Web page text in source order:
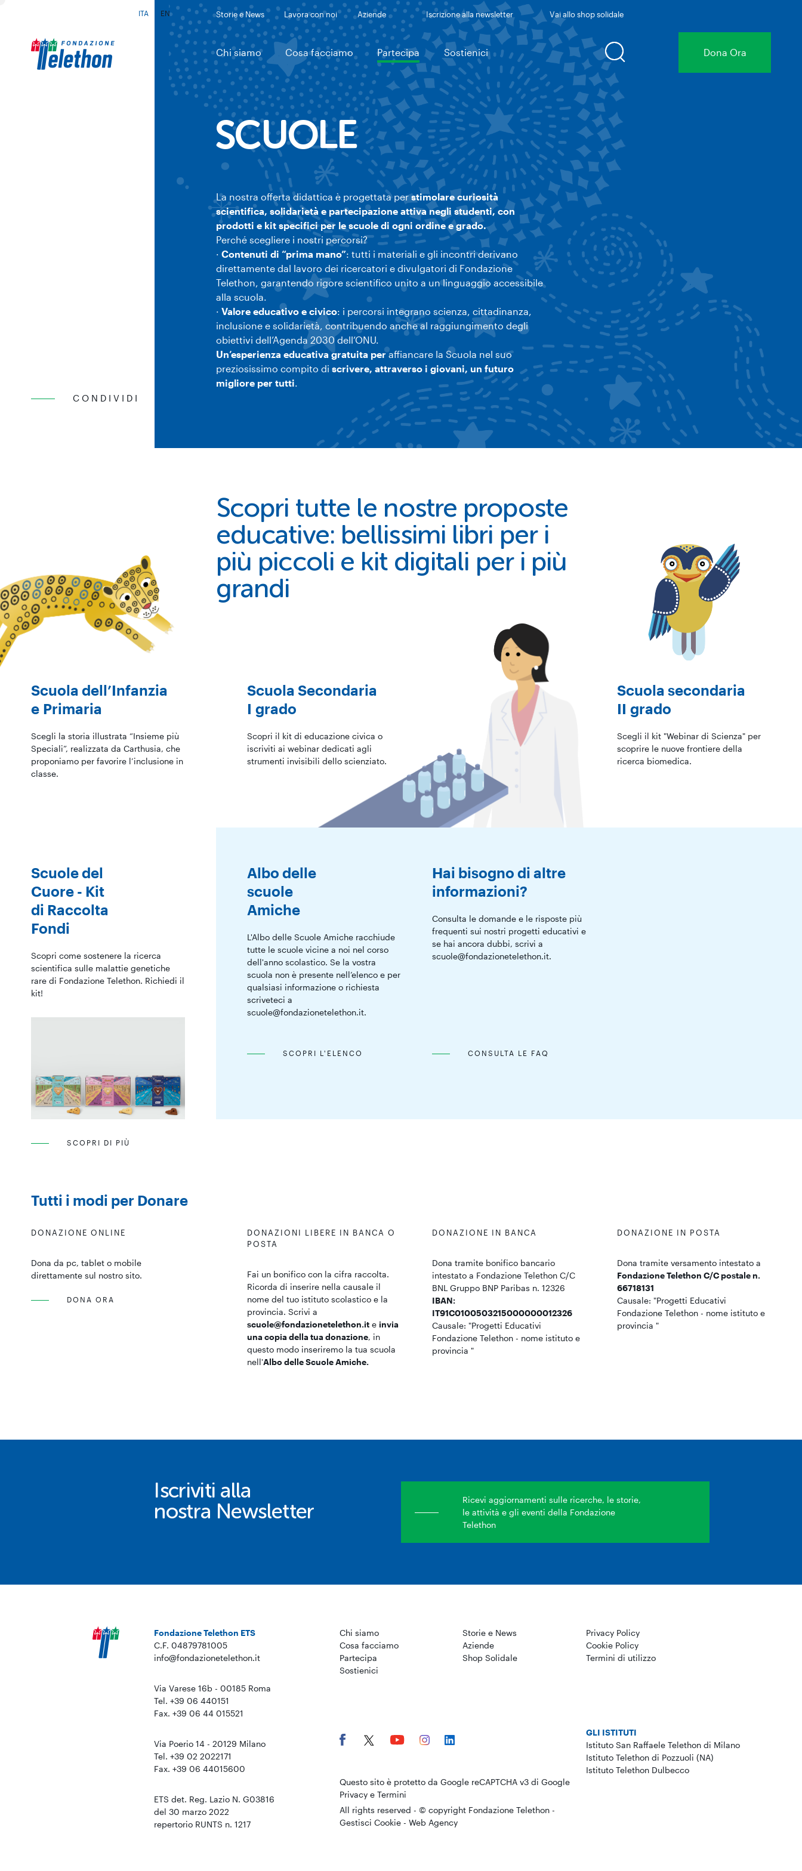
Cambia lingua
ITA EN
Chi siamo Cosa facciamo Partecipa Sostienici Dona Ora
Storie e News Lavora con noi Aziende Iscrizione alla newsletter Vai allo shop solidale
SCUOLE
La nostra offerta didattica è progettata perstimolare curiosità
scientifica, solidarietà e partecipazione attiva negli studenti, con
prodotti e kit specifici per le scuole di ogni ordine e grado.
Perché scegliere i nostri percorsi?
· Contenuti di “prima mano”: tutti i materiali e gli incontri derivano
direttamente dal lavoro dei ricercatori e divulgatori di Fondazione
Telethon, garantendo rigore scientifico unito a un linguaggio accessibile
alla scuola.
· Valore educativo e civico: i percorsi integrano scienza, cittadinanza,
inclusione e solidarietà, contribuendo anche al raggiungimento degli
obiettivi dell’Agenda 2030 dell’ONU.
Un’esperienza educativa gratuita peraffiancare la Scuola nel suo
preziosissimo compito di scrivere, attraverso i giovani, un futuro
migliore per tutti.
CONDIVIDI
Scopri tutte le nostre proposte
educative: bellissimi libri per i
più piccoli e kit digitali per i più
grandi
Scuola dell’Infanzia
e Primaria
Scegli la storia illustrata “Insieme più
Speciali”, realizzata da Carthusia, che
proponiamo per favorire l’inclusione in
classe.
Scuola Secondaria
I grado
Scopri il kit di educazione civica o
iscriviti ai webinar dedicati agli
strumenti invisibili dello scienziato.
Scuola secondaria
II grado
Scegli il kit "Webinar di Scienza" per
scoprire le nuove frontiere della
ricerca biomedica.
Scuole del
Cuore - Kit
di Raccolta
Fondi
Scopri come sostenere la ricerca
scientifica sulle malattie genetiche
rare di Fondazione Telethon. Richiedi il
kit!
SCOPRI DI PIÙ
Albo delle
scuole
Amiche
L'Albo delle Scuole Amiche racchiude
tutte le scuole vicine a noi nel corso
dell'anno scolastico. Se la vostra
scuola non è presente nell’elenco e per
qualsiasi informazione o richiesta
scriveteci a
scuole@fondazionetelethon.it.
SCOPRI L'ELENCO
Hai bisogno di altre
informazioni?
Consulta le domande e le risposte più
frequenti sui nostri progetti educativi e
se hai ancora dubbi, scrivi a
scuole@fondazionetelethon.it.
CONSULTA LE FAQ
Tutti i modi per Donare
DONAZIONE ONLINE
Dona da pc, tablet o mobile
direttamente sul nostro sito.
DONA ORA
DONAZIONI LIBERE IN BANCA O
POSTA
Fai un bonifico con la cifra raccolta.
Ricorda di inserire nella causale il
nome del tuo istituto scolastico e la
provincia. Scrivi a
scuole@fondazionetelethon.ite invia
una copia della tua donazione, in
questo modo inseriremo la tua scuola
nell'Albo delle Scuole Amiche.
DONAZIONE IN BANCA
Dona tramite bonifico bancario
intestato a Fondazione Telethon C/C
BNL Gruppo BNP Paribas n. 12326
IBAN:
IT91C0100503215000000012326
Causale: "Progetti Educativi
Fondazione Telethon - nome istituto e
provincia "
DONAZIONE IN POSTA
Dona tramite versamento intestato a
Fondazione Telethon C/C postale n.
66718131
Causale: "Progetti Educativi
Fondazione Telethon - nome istituto e
provincia "
Iscriviti alla
nostra Newsletter
Ricevi aggiornamenti sulle ricerche, le storie,
le attività e gli eventi della Fondazione
Telethon
Fondazione Telethon ETS
C.F. 04879781005
info@fondazionetelethon.it
Via Varese 16b - 00185 Roma
Tel. +39 06 440151
Fax. +39 06 44 015521
Via Poerio 14 - 20129 Milano
Tel. +39 02 2022171
Fax. +39 06 44015600
ETS det. Reg. Lazio N. G03816
del 30 marzo 2022
repertorio RUNTS n. 1217
Chi siamo
Cosa facciamo
Partecipa
Sostienici
Storie e News
Aziende
Shop Solidale
Privacy Policy
Cookie Policy
Termini di utilizzo
GLI ISTITUTI
Istituto San Raffaele Telethon di Milano
Istituto Telethon di Pozzuoli (NA)
Istituto Telethon Dulbecco
Questo sito è protetto da Google reCAPTCHA v3 di Google
Privacye Termini
All rights reserved - © copyright Fondazione Telethon -
Gestisci Cookie- Web Agency